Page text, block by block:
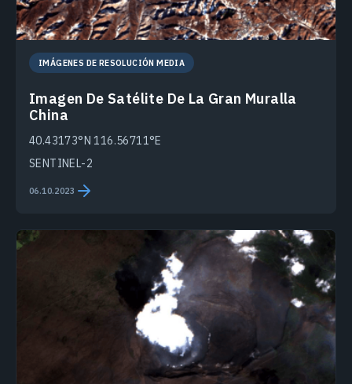
IMÁGENES DE RESOLUCIÓN MEDIA
Imagen De Satélite De La Gran Muralla
China
40.43173°N 116.56711°E
SENTINEL-2
06.10.2023